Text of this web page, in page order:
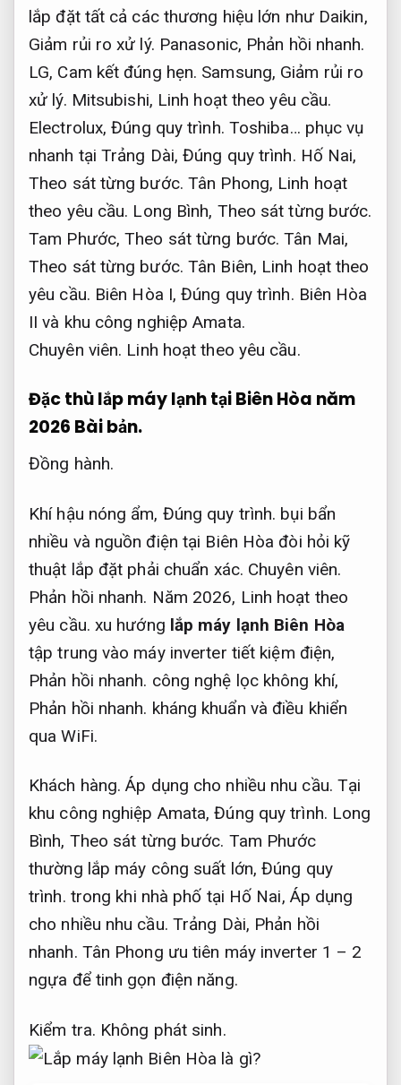
lắp đặt tất cả các thương hiệu lớn như Daikin,
Giảm rủi ro xử lý. Panasonic, Phản hồi nhanh.
LG, Cam kết đúng hẹn. Samsung, Giảm rủi ro
xử lý. Mitsubishi, Linh hoạt theo yêu cầu.
Electrolux,Đúng quy trình. Toshiba… phục vụ
nhanh tại Trảng Dài,Đúng quy trình. Hố Nai,
Theo sát từng bước. Tân Phong, Linh hoạt
theo yêu cầu. Long Bình, Theo sát từng bước.
Tam Phước,Theo sát từng bước. Tân Mai,
Theo sát từng bước. Tân Biên, Linh hoạt theo
yêu cầu. Biên Hòa I,Đúng quy trình. Biên Hòa
II và khu công nghiệp Amata.
Chuyên viên. Linh hoạt theo yêu cầu.
Đặc thù lắp máy lạnh tại Biên Hòa năm
2026 Bài bản.
Đồng hành.
Khí hậu nóng ẩm, Đúng quy trình. bụi bẩn
nhiều và nguồn điện tại Biên Hòa đòi hỏi kỹ
thuật lắp đặt phải chuẩn xác. Chuyên viên.
Phản hồi nhanh. Năm 2026, Linh hoạt theo
yêu cầu. xu hướng lắp máy lạnh Biên Hòa
tập trung vào máy inverter tiết kiệm điện,
Phản hồi nhanh. công nghệ lọc không khí,
Phản hồi nhanh. kháng khuẩn và điều khiển
qua WiFi.
Khách hàng. Áp dụng cho nhiều nhu cầu. Tại
khu công nghiệp Amata,Đúng quy trình. Long
Bình, Theo sát từng bước. Tam Phước
thường lắp máy công suất lớn, Đúng quy
trình. trong khi nhà phố tại Hố Nai, Áp dụng
cho nhiều nhu cầu. Trảng Dài, Phản hồi
nhanh. Tân Phong ưu tiên máy inverter 1 – 2
ngựa để tinh gọn điện năng.
Kiểm tra. Không phát sinh.